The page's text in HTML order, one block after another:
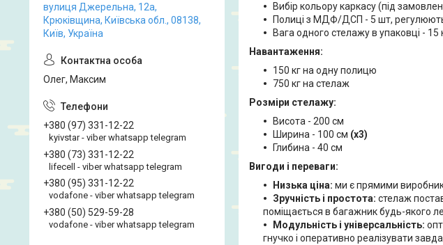
Вибір кольору каркасу (під
Полиці з МДФ/ДСП - 5 шт,
Вага одного стелажу в упаковці - 15
Навантаження:
150 кг на одну полицю
750 кг на стелаж
Розміри стелажу:
Висота - 200 см
Ширина - 100 см (х3)
Глибина - 40 см
Вигоди і переваги:
Низька ціна: ми є прямими
Зручність і простота: стелаж
поміщається в багажник будь-якого
Модульність і універсальність:
гнучко і оперативно реалізувати
вулиця Джерельна, 12а,
Крюківщина, Київська обл., 08138,
Київ, Україна
Олег, Максим
+380 (97) 331-12-22
kyivstar - viber whatsapp telegram
+380 (73) 331-12-22
lifecell - viber whatsapp telegram
+380 (95) 331-12-22
vodafone - viber whatsapp telegram
+380 (50) 529-59-28
vodafone - viber whatsapp telegram